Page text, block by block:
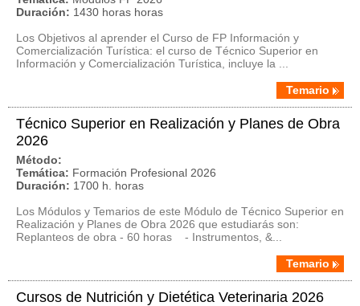
Duración: 1430 horas horas
Los Objetivos al aprender el Curso de FP Información y
Comercialización Turística: el curso de Técnico Superior en
Información y Comercialización Turística, incluye la ...
Temario
Técnico Superior en Realización y Planes de Obra
2026
Método:
Temática: Formación Profesional 2026
Duración: 1700 h. horas
Los Módulos y Temarios de este Módulo de Técnico Superior en
Realización y Planes de Obra 2026 que estudiarás son:
Replanteos de obra - 60 horas - Instrumentos, &...
Temario
Cursos de Nutrición y Dietética Veterinaria 2026